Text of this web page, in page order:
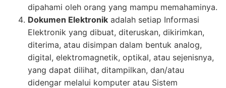
dipahami oleh orang yang mampu memahaminya.
Dokumen Elektronik adalah setiap Informasi
Elektronik yang dibuat, diteruskan, dikirimkan,
diterima, atau disimpan dalam bentuk analog,
digital, elektromagnetik, optikal, atau sejenisnya,
yang dapat dilihat, ditampilkan, dan/atau
didengar melalui komputer atau Sistem